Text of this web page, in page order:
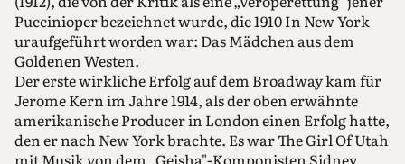
Puccinioper bezeichnet wurde, die 1910 In New York
uraufgeführt worden war: Das Mädchen aus dem
Goldenen Westen.
Der erste wirkliche Erfolg auf dem Broadway kam für
Jerome Kern im Jahre 1914, als der oben erwähnte
amerikanische Producer in London einen Erfolg hatte,
den er nach New York brachte. Es war The Girl Of Utah
mit Musik von dem „Geisha"-Komponisten Sidney